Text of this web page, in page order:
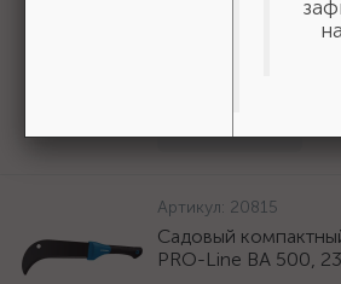
Артикул: 20815
Садовый
PRO-Line BA 500,